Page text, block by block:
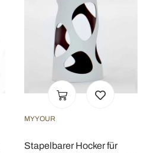
MYYOUR
Stapelbarer Hocker für